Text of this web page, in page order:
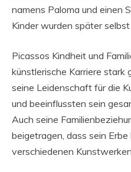
namens Paloma und einen
Kinder wurden später
Picassos Kindheit und
künstlerische Karriere stark
seine Leidenschaft für die
und beeinflussten sein
Auch seine
beigetragen, dass sein
verschiedenen